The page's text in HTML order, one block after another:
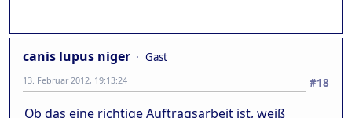
canis lupus niger
Gast
#18
13. Februar 2012, 19:13:24
Ob das eine richtige Auftragsarbeit ist, weiß